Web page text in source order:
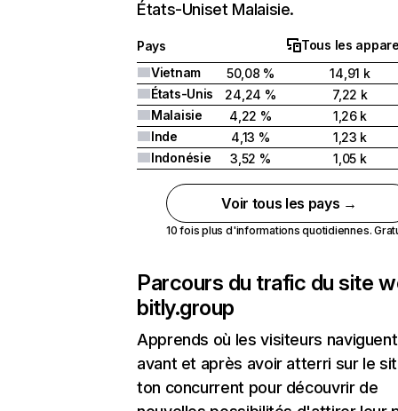
États-Uniset Malaisie.
Pays
Tous les
Vietnam
50,08 %
14,91 k
États-Unis
24,24 %
7,22 k
Malaisie
4,22 %
1,26 k
Inde
4,13 %
1,23 k
Indonésie
3,52 % 1,05 k
Voir tous les pays →
10 fois plus d'informations quotidiennes.
Parcours du trafic du site
bitly.group
Apprends où les visiteurs naviguent
avant et après avoir atterri sur le
ton concurrent pour découvrir de